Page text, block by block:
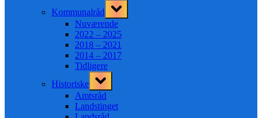
Kommunalråd
Toggle
sub-
menu
Nuværende
2022 – 2025
2018 – 2021
2014 – 2017
Tidligere
Historiske
Toggle
sub-
menu
Amtsråd
Landstinget